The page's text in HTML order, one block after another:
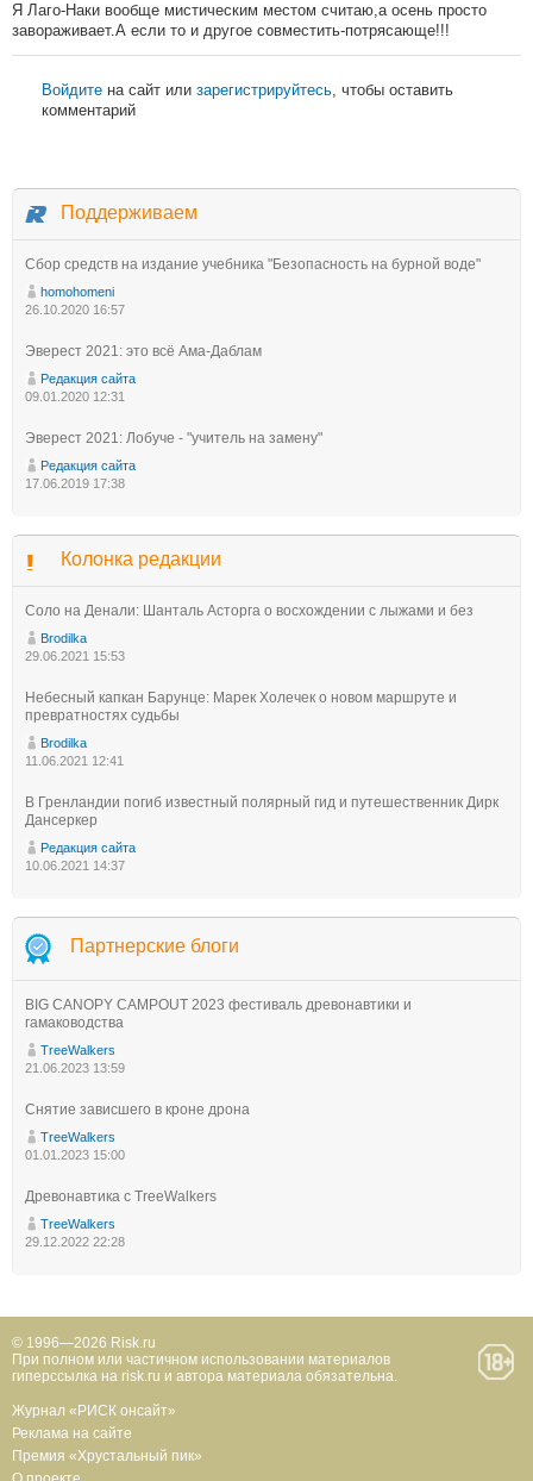
Я Лаго-Наки вообще мистическим местом считаю,а осень просто
завораживает.А если то и другое совместить-потрясающе!!!
Войдите на сайт или зарегистрируйтесь, чтобы оставить
комментарий
Поддерживаем
Сбор средств на издание учебника "Безопасность на бурной воде"
homohomeni
26.10.2020 16:57
Эверест 2021: это всё Ама-Даблам
Редакция сайта
09.01.2020 12:31
Эверест 2021: Лобуче - "учитель на замену"
Редакция сайта
17.06.2019 17:38
Колонка редакции
Соло на Денали: Шанталь Асторга о восхождении с лыжами и без
Brodilka
29.06.2021 15:53
Небесный капкан Барунце: Марек Холечек о новом маршруте и
превратностях судьбы
Brodilka
11.06.2021 12:41
В Гренландии погиб известный полярный гид и путешественник Дирк
Дансеркер
Редакция сайта
10.06.2021 14:37
Партнерские блоги
BIG CANOPY CAMPOUT 2023 фестиваль древонавтики и
гамаководства
TreeWalkers
21.06.2023 13:59
Снятие зависшего в кроне дрона
TreeWalkers
01.01.2023 15:00
Древонавтика с TreeWalkers
TreeWalkers
29.12.2022 22:28
© 1996—2026 Risk.ru
При полном или частичном использовании материалов
гиперссылка на risk.ru и автора материала обязательна.
Журнал «РИСК онсайт»
Реклама на сайте
Премия «Хрустальный пик»